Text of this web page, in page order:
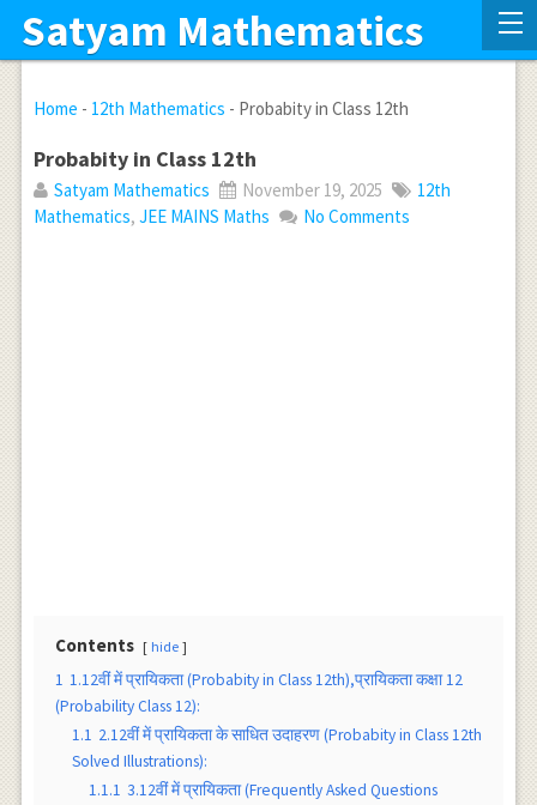
Satyam Mathematics
Home - 12th Mathematics - Probabity in Class 12th
Probabity in Class 12th
Satyam Mathematics November 19, 2025
12th
Mathematics, JEE MAINS Maths No Comments
Contents hide
1 1.12वीं में प्रायिकता (Probabity in Class 12th),प्रायिकता कक्षा 12
(Probability Class 12):
1.1 2.12वीं में प्रायिकता के साधित उदाहरण (Probabity in Class 12th
Solved Illustrations):
1.1.1 3.12वीं में प्रायिकता (Frequently Asked Questions